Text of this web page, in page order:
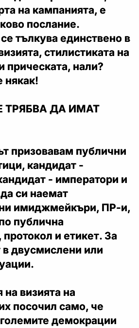
на кампанията, е
послание.
тълкува единствено в
стилистиката на
прическата, нали?
някак!
ТРЯБВА ДА ИМАТ
призовавам публични
кандидат -
- императори и
си наемат
имиджмейкъри, ПР-и,
публична
и етикет. За
в двусмислени или
визията на
посочил само, че
демокрации